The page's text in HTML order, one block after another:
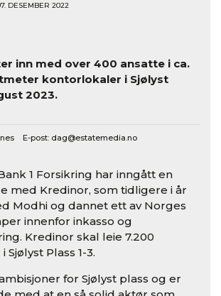
DESEMBER 2022
inn med over 400 ansatte i ca.
kontorlokaler i Sjølyst
2023.
E-post: dag@estatemedia.no
1 Forsikring har inngått en
med Kredinor, som tidligere i år
Modhi og dannet ett av Norges
innenfor inkasso og
Kredinor skal leie 7.200
Plass 1-3.
for Sjølyst plass og er